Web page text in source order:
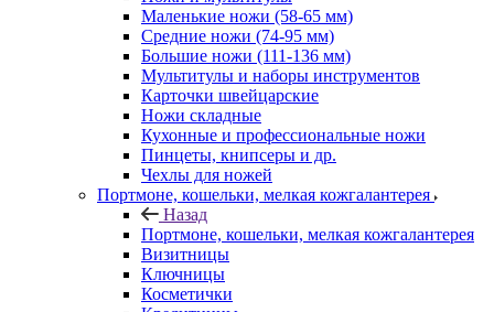
Маленькие ножи (58-65 мм)
Средние ножи (74-95 мм)
Большие ножи (111-136 мм)
Мультитулы и наборы инструментов
Карточки швейцарские
Ножи складные
Кухонные и профессиональные ножи
Пинцеты, книпсеры и др.
Чехлы для ножей
Портмоне, кошельки, мелкая кожгалантерея
Назад
Портмоне, кошельки, мелкая кожгалантерея
Визитницы
Ключницы
Косметички